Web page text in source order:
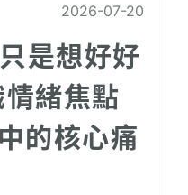
2026-07-20
是想好好
緒焦點
的核心痛